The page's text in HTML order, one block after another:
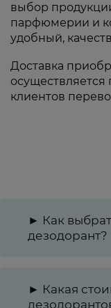
выбор
парфюмерии и
удобный,
Доставка
клиентов
► Как
дезодорант?
► Какая